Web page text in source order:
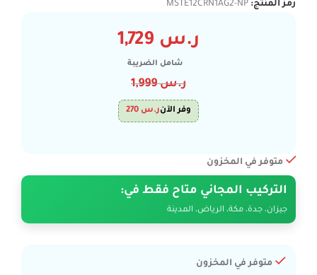
رمز المنتج: MSTE12CRN1AG2-NP
ر.س
شامل الضريبة
ر.س1,999
وفر الآنر.س
متوفر في المخزون
التركيب المجاني متاح فقط في:
جيزان، جدة، مكة، الرياض، المدينة
متوفر في المخزون